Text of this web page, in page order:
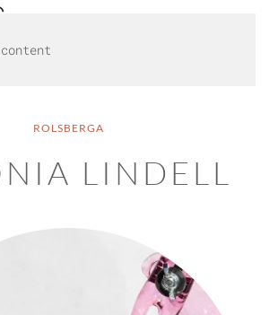
ROLSBERGA
LINDELL